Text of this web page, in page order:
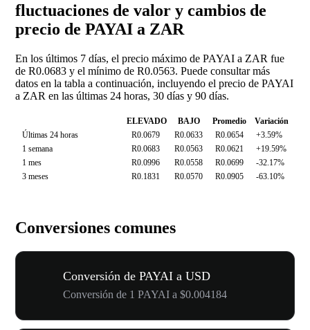
fluctuaciones de valor y cambios de
precio de PAYAI a ZAR
En los últimos 7 días, el precio máximo de PAYAI a ZAR fue
de R0.0683 y el mínimo de R0.0563. Puede consultar más
datos en la tabla a continuación, incluyendo el precio de PAYAI
a ZAR en las últimas 24 horas, 30 días y 90 días.
ELEVADO BAJO Promedio
Variación
Últimas 24 horas
R0.0679 R0.0633 R0.0654
+3.59%
1 semana
R0.0683 R0.0563 R0.0621
+19.59%
1 mes
R0.0996 R0.0558 R0.0699
-32.17%
3 meses
R0.1831 R0.0570 R0.0905 -63.10%
Conversiones comunes
Conversión de PAYAI a USD
Conversión de 1 PAYAI a $0.004184